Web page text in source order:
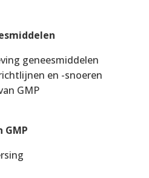
geneesmiddelen
en -snoeren
GMP
GMP